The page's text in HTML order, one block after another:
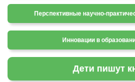
Перспективные научно-
Инновации в
Дети пишут